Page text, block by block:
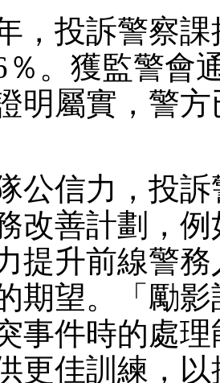
，投訴警察
。獲監警會
明屬實，警
公信力，投
改善計劃，
提升前線警
期望。「勵
事件時的處
更佳訓練，